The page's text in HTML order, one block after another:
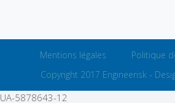
Mentions légales
Politique
Copyright 2017 Engineerisk -
UA-5878643-12